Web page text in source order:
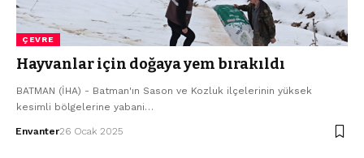
ÇEVRE
Hayvanlar için doğaya yem bırakıldı
BATMAN (İHA) - Batman'ın Sason ve Kozluk ilçelerinin yüksek
kesimli bölgelerine yabani…
Envanter26 Ocak 2025